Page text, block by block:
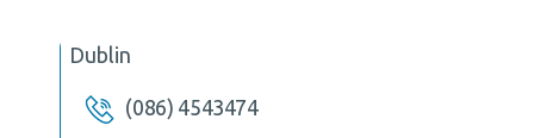
Dublin
(086) 4543474